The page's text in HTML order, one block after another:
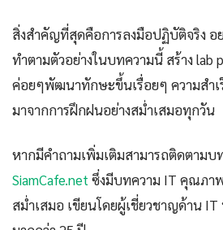
สิ่งสำคัญที่สุดคือการลงมือปฏิบัติจริง อ
ทำตามตัวอย่างในบทความนี้ สร้าง lab
ค่อยๆพัฒนาทักษะขึ้นเรื่อยๆ ความสำเ
มาจากการฝึกฝนอย่างสม่ำเสมอทุกวัน
หากมีคำถามเพิ่มเติมสามารถติดตาม
SiamCafe.net ซึ่งมีบทความ IT คุณภา
สม่ำเสมอ เขียนโดยผู้เชี่ยวชาญด้าน